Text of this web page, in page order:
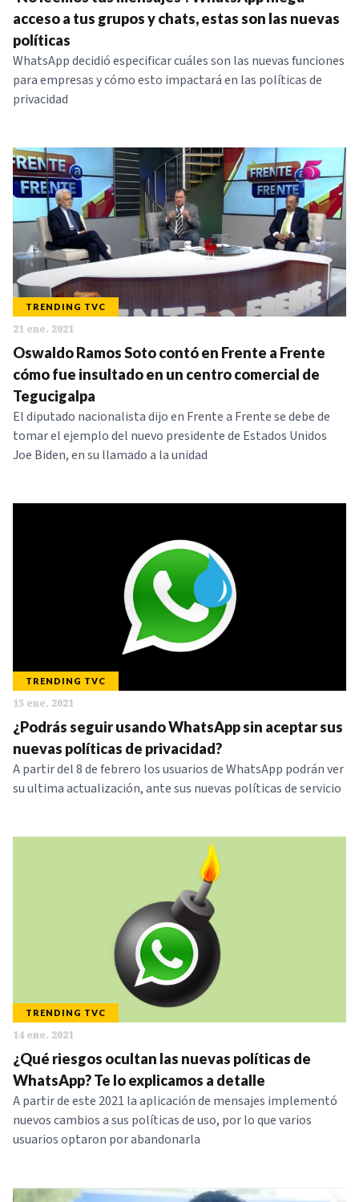
NOTICIAS
SERIES
acceso a tus grupos y chats, estas son las nuevas
políticas
WhatsApp decidió especificar cuáles son las nuevas funciones
para empresas y cómo esto impactará en las políticas de
privacidad
TRENDING TVC
21 ene. 2021
Oswaldo Ramos Soto contó en Frente a Frente
cómo fue insultado en un centro comercial de
Tegucigalpa
El diputado nacionalista dijo en Frente a Frente se debe de
tomar el ejemplo del nuevo presidente de Estados Unidos
Joe Biden, en su llamado a la unidad
TRENDING TVC
15 ene. 2021
¿Podrás seguir usando WhatsApp sin aceptar sus
nuevas políticas de privacidad?
A partir del 8 de febrero los usuarios de WhatsApp podrán ver
su ultima actualización, ante sus nuevas políticas de servicio
TRENDING TVC
14 ene. 2021
¿Qué riesgos ocultan las nuevas políticas de
WhatsApp? Te lo explicamos a detalle
A partir de este 2021 la aplicación de mensajes implementó
nuevos cambios a sus políticas de uso, por lo que varios
usuarios optaron por abandonarla